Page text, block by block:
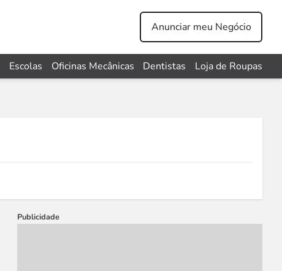
Anunciar meu Negócio
Escolas Oficinas Mecânicas Dentistas Loja de Roupas
Publicidade